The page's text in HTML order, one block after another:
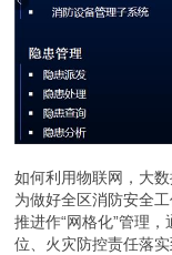
如何利用物联网，大
为做好全区消防安全
推进作“网格化”管理
位、火灾防控责任落